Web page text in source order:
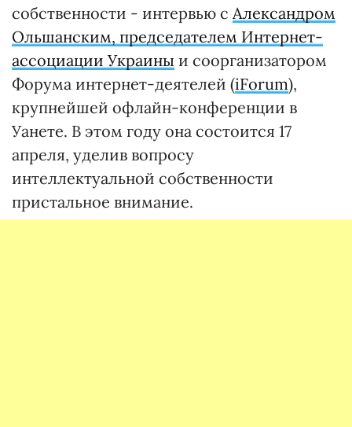
собственности - интервью с Александром
Ольшанским, председателем Интернет-
ассоциации Украины и соорганизатором
Форума интернет-деятелей (iForum),
крупнейшей офлайн-конференции в
Уанете. В этом году она состоится 17
апреля, уделив вопросу
интеллектуальной собственности
пристальное внимание.